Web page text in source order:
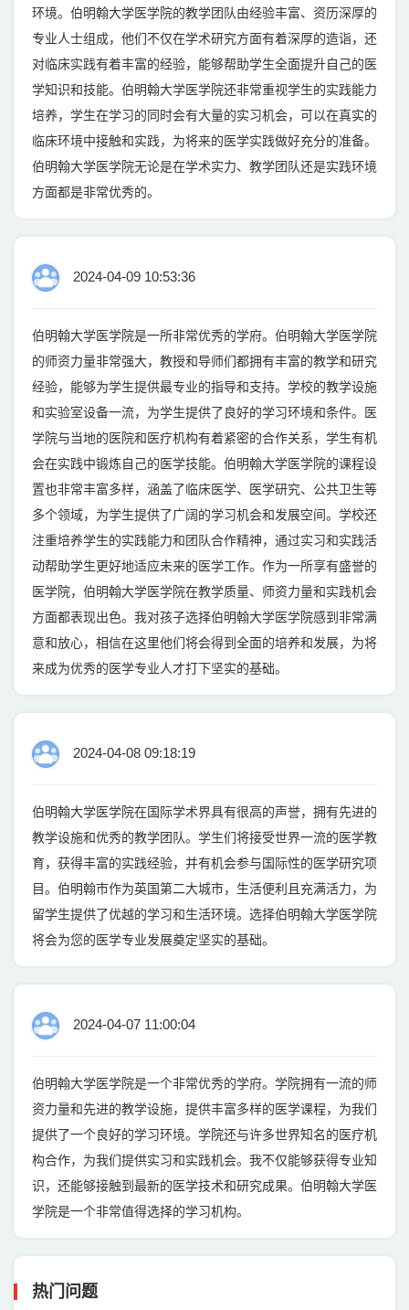
环境。伯明翰大学医学院的教学团队由经验丰富、资历深厚的
专业人士组成，他们不仅在学术研究方面有着深厚的造诣，还
对临床实践有着丰富的经验，能够帮助学生全面提升自己的医
学知识和技能。伯明翰大学医学院还非常重视学生的实践能力
培养，学生在学习的同时会有大量的实习机会，可以在真实的
临床环境中接触和实践，为将来的医学实践做好充分的准备。
伯明翰大学医学院无论是在学术实力、教学团队还是实践环境
方面都是非常优秀的。
2024-04-09 10:53:36
伯明翰大学医学院是一所非常优秀的学府。伯明翰大学医学院
的师资力量非常强大，教授和导师们都拥有丰富的教学和研究
经验，能够为学生提供最专业的指导和支持。学校的教学设施
和实验室设备一流，为学生提供了良好的学习环境和条件。医
学院与当地的医院和医疗机构有着紧密的合作关系，学生有机
会在实践中锻炼自己的医学技能。伯明翰大学医学院的课程设
置也非常丰富多样，涵盖了临床医学、医学研究、公共卫生等
多个领域，为学生提供了广阔的学习机会和发展空间。学校还
注重培养学生的实践能力和团队合作精神，通过实习和实践活
动帮助学生更好地适应未来的医学工作。作为一所享有盛誉的
医学院，伯明翰大学医学院在教学质量、师资力量和实践机会
方面都表现出色。我对孩子选择伯明翰大学医学院感到非常满
意和放心，相信在这里他们将会得到全面的培养和发展，为将
来成为优秀的医学专业人才打下坚实的基础。
2024-04-08 09:18:19
伯明翰大学医学院在国际学术界具有很高的声誉，拥有先进的
教学设施和优秀的教学团队。学生们将接受世界一流的医学教
育，获得丰富的实践经验，并有机会参与国际性的医学研究项
目。伯明翰市作为英国第二大城市，生活便利且充满活力，为
留学生提供了优越的学习和生活环境。选择伯明翰大学医学院
将会为您的医学专业发展奠定坚实的基础。
2024-04-07 11:00:04
伯明翰大学医学院是一个非常优秀的学府。学院拥有一流的师
资力量和先进的教学设施，提供丰富多样的医学课程，为我们
提供了一个良好的学习环境。学院还与许多世界知名的医疗机
构合作，为我们提供实习和实践机会。我不仅能够获得专业知
识，还能够接触到最新的医学技术和研究成果。伯明翰大学医
学院是一个非常值得选择的学习机构。
热门问题